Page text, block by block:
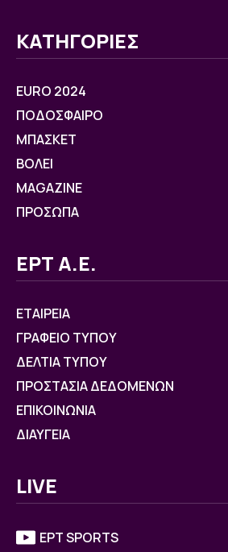
ΚΑΤΗΓΟΡΙΕΣ
EURO 2024
ΠΟΔΟΣΦΑΙΡΟ
ΜΠΑΣΚΕΤ
ΒOΛΕΙ
MAGAZINE
ΠΡΟΣΩΠΑ
ΕΡΤ Α.Ε.
ΕΤΑΙΡΕΙΑ
ΓΡΑΦΕΙΟ ΤΥΠΟΥ
ΔΕΛΤΙΑ ΤΥΠΟΥ
ΠΡΟΣΤΑΣΙΑ ΔΕΔΟΜΕΝΩΝ
ΕΠΙΚΟΙΝΩΝΙΑ
ΔΙΑΥΓΕΙΑ
LIVE
ΕΡΤ SPORTS